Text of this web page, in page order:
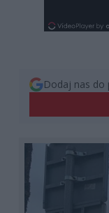
Dodaj nas do